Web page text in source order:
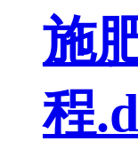
施
程